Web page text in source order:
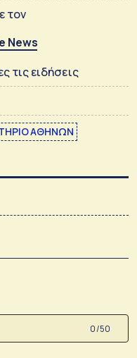
τον
News
τις ειδήσεις
ΑΘΗΝΩΝ
0 /50